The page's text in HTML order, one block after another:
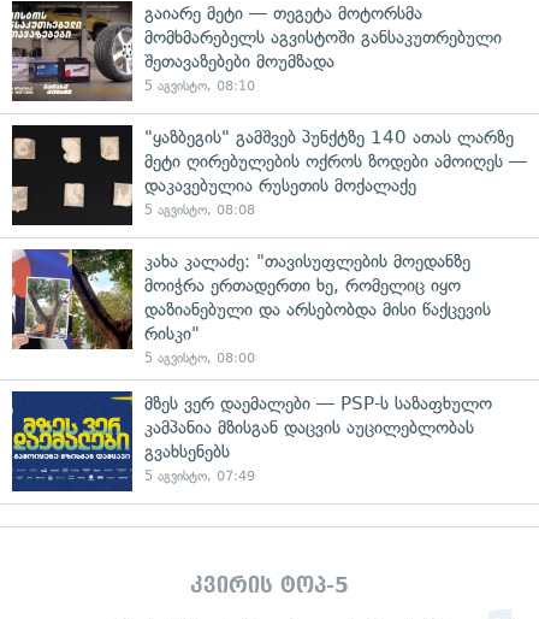
გაიარე მეტი — თეგეტა მოტორსმა
მომხმარებელს აგვისტოში განსაკუთრებული
შეთავაზებები მოუმზადა
5 აგვისტო, 08:10
"ყაზბეგის" გამშვებ პუნქტზე 140 ათას ლარზე
მეტი ღირებულების ოქროს ზოდები ამოიღეს —
დაკავებულია რუსეთის მოქალაქე
5 აგვისტო, 08:08
კახა კალაძე: "თავისუფლების მოედანზე
მოიჭრა ერთადერთი ხე, რომელიც იყო
დაზიანებული და არსებობდა მისი წაქცევის
რისკი"
5 აგვისტო, 08:00
მზეს ვერ დაემალები — PSP-ს საზაფხულო
კამპანია მზისგან დაცვის აუცილებლობას
გვახსენებს
5 აგვისტო, 07:49
კვირის ტოპ-5